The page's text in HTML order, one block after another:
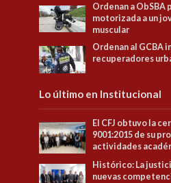
Ordenan a ObSBA
motorizada a un
muscular
Ordenan al GCBA
recuperadores
Lo último en Institucional
El CFJ obtuvo la
9001:2015 de su
actividades
Histórico: La
nuevas